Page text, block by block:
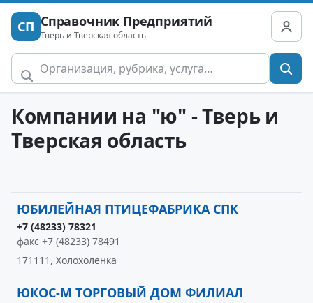
СП Справочник Предприятий
Тверь и Тверская область
Компании на "ю" - Тверь и
Тверская область
ЮБИЛЕЙНАЯ ПТИЦЕФАБРИКА СПК
+7 (48233) 78321
факс +7 (48233) 78491
171111, Холохоленка
ЮКОС-М ТОРГОВЫЙ ДОМ ФИЛИАЛ